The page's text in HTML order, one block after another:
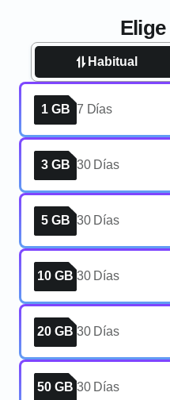
Habitual
1 GB 7 Días
3 GB 30 Días
5 GB 30 Días
10 GB 30 Días
20 GB 30 Días
50 GB 30 Días